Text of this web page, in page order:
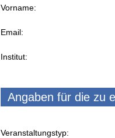
Vorname:
Email:
Institut:
Angaben für die zu
Veranstaltungstyp: